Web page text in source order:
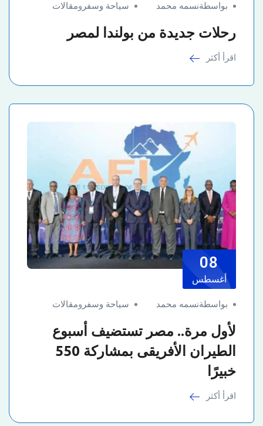
بواسطةنسمه محمد سياحة وسفر ومقالات
رحلات جديدة من بولندا لمصر
اقرأ أكثر
08
أغسطس
بواسطةنسمه محمد سياحة وسفر ومقالات
لأول مرة.. مصر تستضيف أسبوع
الطيران الأفريقى بمشاركة 550
خبيرًا
اقرأ أكثر